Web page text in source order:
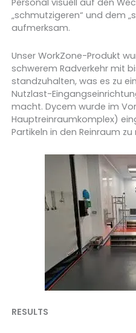
„schmutzigeren“ und dem
aufmerksam.
Unser WorkZone-Produkt
schwerem Radverkehr mit
standzuhalten, was es zu
Nutzlast-
macht. Dycem wurde im
Hauptreinraumkomplex)
Partikeln in den Reinraum zu
RESULTS